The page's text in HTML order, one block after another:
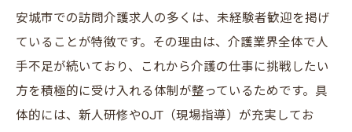
ス
安城市の介護員求人で見つかる理想の職場
安城市での訪問介護求人の多くは、未経験者歓迎を掲げ
ていることが特徴です。その理由は、介護業界全体で人
手不足が続いており、これから介護の仕事に挑戦したい
方を積極的に受け入れる体制が整っているためです。具
体的には、新人研修やOJT（現場指導）が充実してお